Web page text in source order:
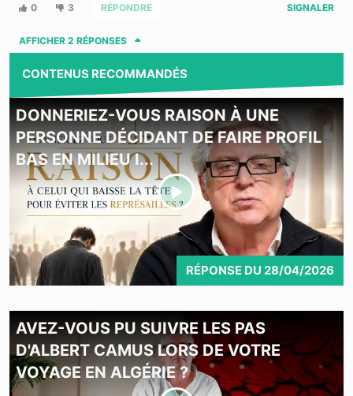
0 3 RÉPONDRE SIGNALER
AFFICHER 2 RÉPONSES
CONTENUS RECOMMANDÉS
DONNERIEZ-VOUS RAISON À UNE
PERSONNE DÉCIDANT DE FAIRE PROFIL
BAS EN MILIEU I...
RÉPONSE DU 28/04/2026
AVEZ-VOUS PU SUIVRE LES PAS
D'ALBERT CAMUS LORS DE VOTRE
VOYAGE EN ALGÉRIE ?